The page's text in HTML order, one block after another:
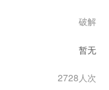
破解
暂无
2728人次